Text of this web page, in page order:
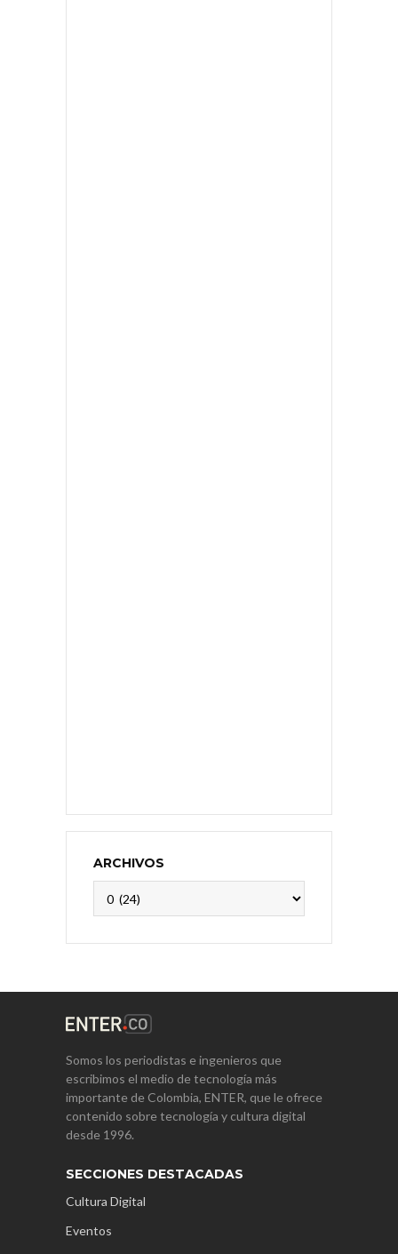
ARCHIVOS
Somos los periodistas e ingenieros que
escribimos el medio de tecnología más
importante de Colombia, ENTER, que le ofrece
contenido sobre tecnología y cultura digital
desde 1996.
SECCIONES DESTACADAS
Cultura Digital
Eventos